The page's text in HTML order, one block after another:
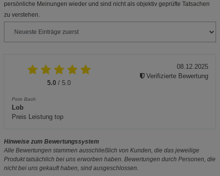
persönliche Meinungen wieder und sind nicht als objektiv geprüfte Tatsachen
zu verstehen.
5.0 / 5.0
Pete Bach
Lob
Preis Leistung top
08.12.2025
Verifizierte Bewertung
Hinweise zum Bewertungssystem
Alle Bewertungen stammen ausschließlich von Kunden, die das jeweilige
Produkt tatsächlich bei uns erworben haben. Bewertungen durch Personen, die
nicht bei uns gekauft haben, sind ausgeschlossen.